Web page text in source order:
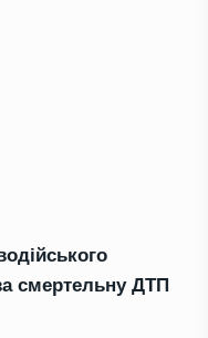
смертельну ДТП